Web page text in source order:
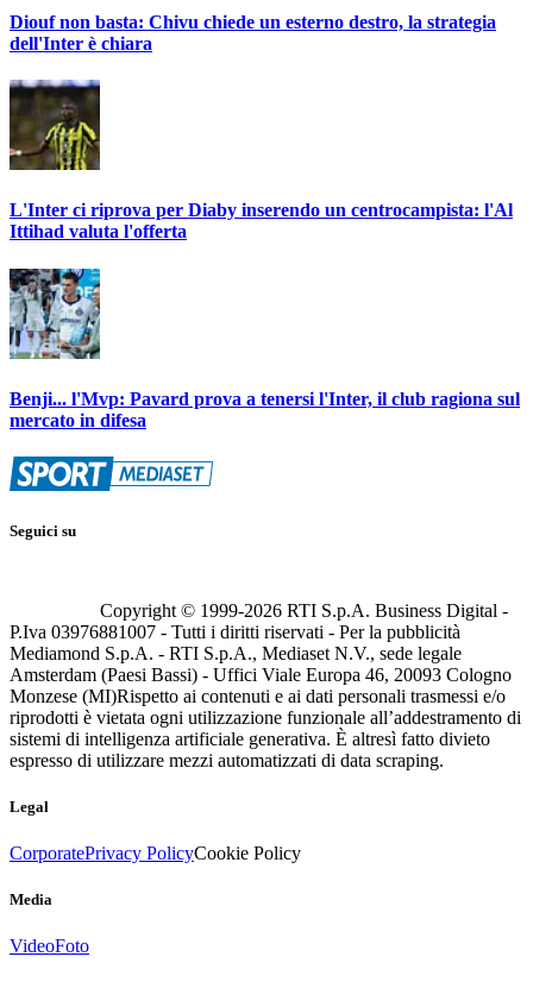
Diouf non basta: Chivu chiede un esterno destro, la strategia
dell'Inter è chiara
L'Inter ci riprova per Diaby inserendo un centrocampista: l'Al
Ittihad valuta l'offerta
Benji... l'Mvp: Pavard prova a tenersi l'Inter, il club ragiona sul
mercato in difesa
Seguici su
Copyright © 1999-2026 RTI S.p.A. Business Digital -
P.Iva 03976881007 - Tutti i diritti riservati - Per la pubblicità
Mediamond S.p.A. - RTI S.p.A., Mediaset N.V., sede legale
Amsterdam (Paesi Bassi) - Uffici Viale Europa 46, 20093 Cologno
Monzese (MI)Rispetto ai contenuti e ai dati personali trasmessi e/o
riprodotti è vietata ogni utilizzazione funzionale all’addestramento di
sistemi di intelligenza artificiale generativa. È altresì fatto divieto
espresso di utilizzare mezzi automatizzati di data scraping.
Legal
CorporatePrivacy PolicyCookie Policy
Media
VideoFoto